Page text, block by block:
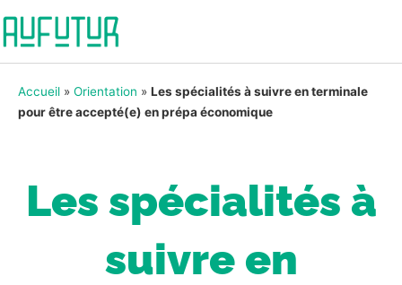
Accueil » Orientation » Les spécialités à suivre en terminale
pour être accepté(e) en prépa économique
Les spécialités à
suivre en